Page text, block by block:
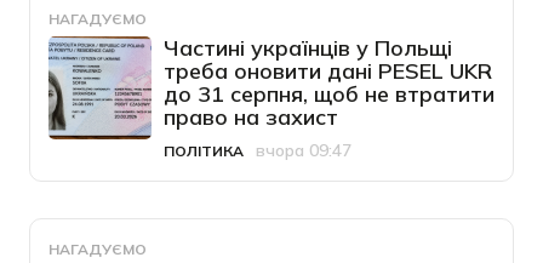
НАГАДУЄМО
Частині українців у Польщі
треба оновити дані PESEL UKR
до 31 серпня, щоб не втратити
право на захист
Категорія
ПОЛІТИКА
Дата публікації
вчора 09:47
НАГАДУЄМО